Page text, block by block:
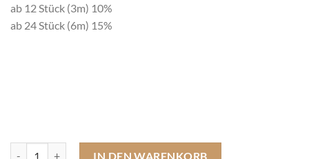
ab 12 Stück (3m) 10%
ab 24 Stück (6m) 15%
IN DEN WARENKORB